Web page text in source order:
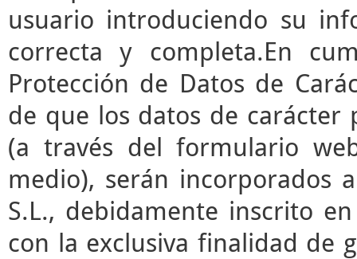
usuario introduciendo su
correcta y completa.En
Protección de Datos de
de que los datos de carácter
(a través del formulario
medio), serán incorporados
S.L., debidamente inscrito
con la exclusiva finalidad de